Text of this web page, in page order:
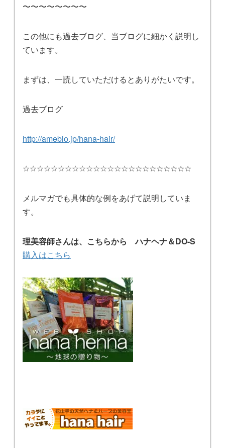
〜〜〜〜〜〜〜〜
この他にも過去ブログ、当ブログに細かく説明し
ています。
まずは、一読していただけるとありがたいです。
過去ブログ
http://ameblo.jp/hana-hair/
☆☆☆☆☆☆☆☆☆☆☆☆☆☆☆☆☆☆☆☆☆☆☆☆
メルマガでも具体的な例をあげて説明していま
す。
理美容師さんは、こちらから ハナヘナ＆DO-S
購入はこちら